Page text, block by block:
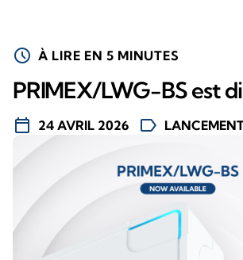
schedule À LIRE EN 5 MINUTES
PRIMEX/LWG-BS est
calendar_today 24 AVRIL 2026 label